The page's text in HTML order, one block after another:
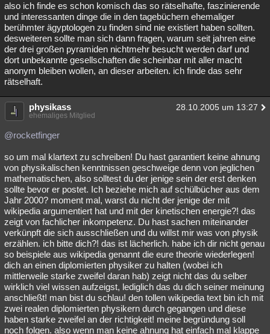
also ich finde es schon komisch das so rätselhafte, faszinierende
und interessanten dinge die in den tagebüchern ehemaliger
berühmter ägyptologen zu finden sind nie existiert haben sollten.
desweiteren sollte man sich dann fragen, warum seit jahren eine
der drei großen pyramiden nichtmehr besucht werden darf und
dort unbekannte gesellschaften die scheinbar mit aller macht
anonym bleiben wollen, an dieser arbeiten. ich finde das sehr
rätselhaft.
physikass 28.10.2005 um 13:27
ehemaliges Mitglied
@rocketfinger
so um mal klartext zu schreiben! Du hast garantiert keine ahnung
von physikalischen kenntnissen geschweige denn von jeglichen
mathematischen, also solltest du der jenige sein der erst denken
sollte bevor er postet. Ich beziehe mich auf schülbücher aus dem
Jahr 2000? moment mal, warst du nicht der jenige der mit
wikipedia argumentiert hat und mit der kinetischen energie?! das
zeigt von fachlicher inkompetenz. Du hast sachen miteinander
verkünpft die sich ausschließen und du willst mir was von physik
erzählen. ich bitte dich?! das ist lächerlich. habe ich dir nicht genau
so beispiele aus wikipedia genannt die eure theorie wiederlegen!
dich an einen diplomierten physiker zu halten (wobei ich
mittlerweile starke zweifel daran hab) zeigt nicht das du selber
wirklich viel wissen aufzeigst, lediglich das du dich seiner meinung
anschließt! man bist du schlau! den tollen wikipedia text bin ich mit
zwei realen diplomierten physikern durch gegangen und diese
haben starke zweifel an der richtigkeit! meine begründung soll
noch folgen. also wenn man keine ahnung hat einfach mal klappe